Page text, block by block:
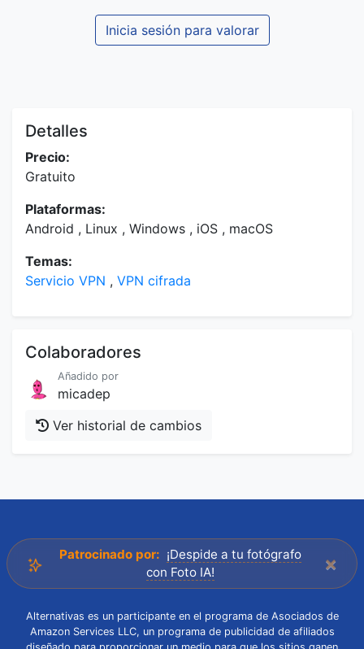
Inicia sesión para valorar
Detalles
Precio:
Gratuito
Plataformas:
Android , Linux , Windows , iOS , macOS
Temas:
Servicio VPN , VPN cifrada
Colaboradores
Añadido por
micadep
Ver historial de cambios
Patrocinado por: ¡Despide a tu fotógrafo
con Foto IA!
×
Alternativas es un participante en el programa de Asociados de
Amazon Services LLC, un programa de publicidad de afiliados